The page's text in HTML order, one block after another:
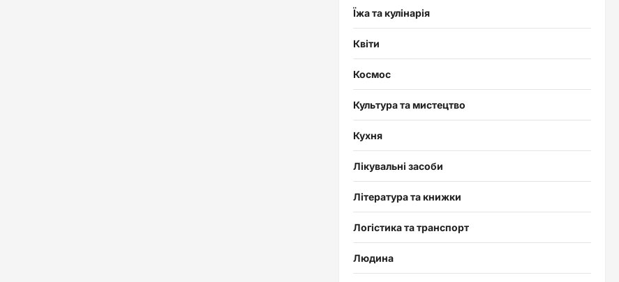
Їжа та кулінарія
Квіти
Космос
Культура та мистецтво
Кухня
Лікувальні засоби
Література та книжки
Логістика та транспорт
Людина